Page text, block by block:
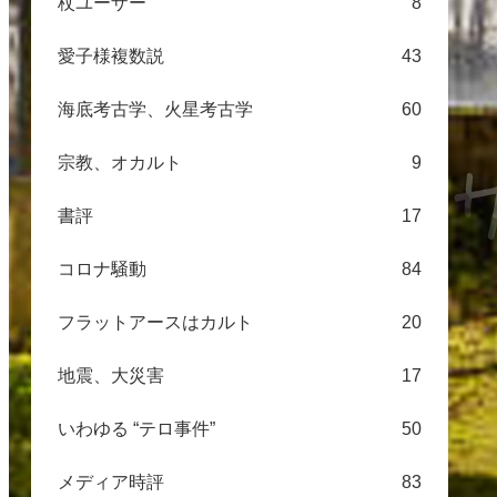
愛子様複数説 43
海底考古学、火星考古学 60
宗教、オカルト 9
書評 17
コロナ騒動 84
フラットアースはカルト 20
地震、大災害 17
いわゆる “テロ事件” 50
メディア時評 83